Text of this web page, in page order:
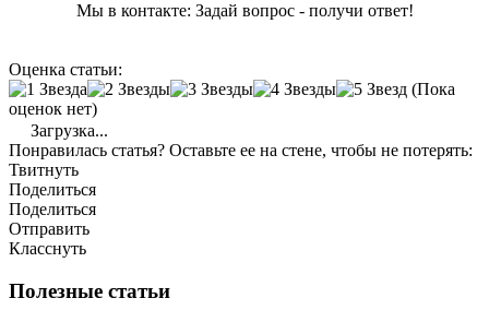
Мы в контакте: Задай вопрос - получи ответ!
Оценка статьи:
(Пока
оценок нет)
Загрузка...
Понравилась статья? Оставьте ее на стене, чтобы не потерять:
Твитнуть
Поделиться
Поделиться
Отправить
Класснуть
Полезные статьи